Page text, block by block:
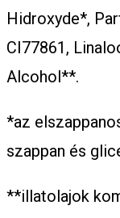
Hidroxyde*,
CI77861,
Alcohol**.
*az
szappan és
**illatolajok